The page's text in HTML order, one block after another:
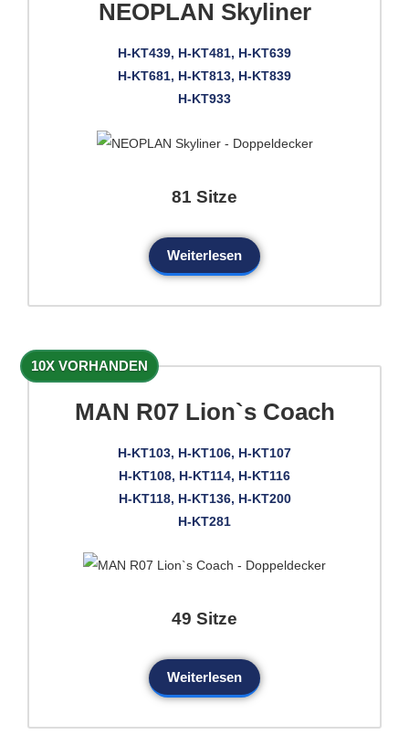
NEOPLAN Skyliner
H-KT439, H-KT481, H-KT639
H-KT681, H-KT813, H-KT839
H-KT933
81 Sitze
Weiterlesen
10X VORHANDEN
MAN R07 Lion`s Coach
H-KT103, H-KT106, H-KT107
H-KT108, H-KT114, H-KT116
H-KT118, H-KT136, H-KT200
H-KT281
49 Sitze
Weiterlesen